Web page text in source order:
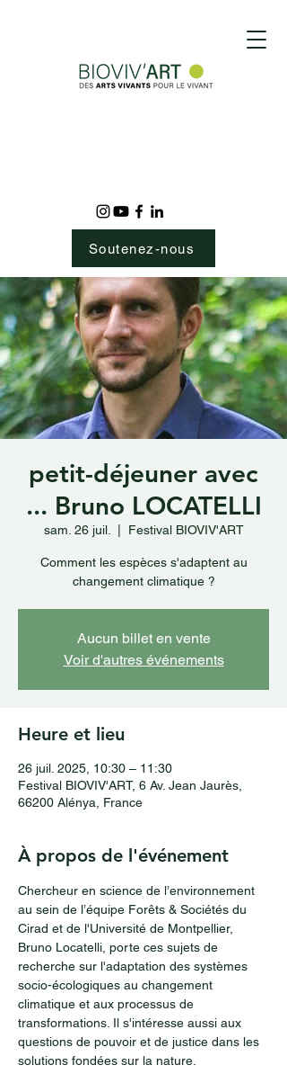
Soutenez-nous
petit-déjeuner avec
... Bruno LOCATELLI
sam. 26 juil. Festival BIOVIV'ART
Comment les espèces s'adaptent au
changement climatique ?
Aucun billet en vente
Voir d'autres événements
Heure et lieu
26 juil. 2025, 10:30 – 11:30
Festival BIOVIV'ART, 6 Av. Jean Jaurès,
66200 Alénya, France
À propos de l'événement
Chercheur en science de l’environnement
au sein de l’équipe Forêts & Sociétés du
Cirad et de l'Université de Montpellier,
Bruno Locatelli, porte ces sujets de
recherche sur l'adaptation des systèmes
socio-écologiques au changement
climatique et aux processus de
transformations. Il s'intéresse aussi aux
questions de pouvoir et de justice dans les
solutions fondées sur la nature.